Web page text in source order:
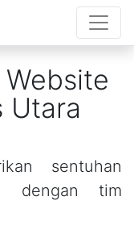
Utara
sentuhan
dengan tim